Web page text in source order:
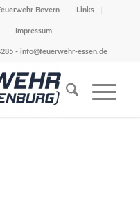
Bevern Links
Impressum
- info@feuerwehr-essen.de